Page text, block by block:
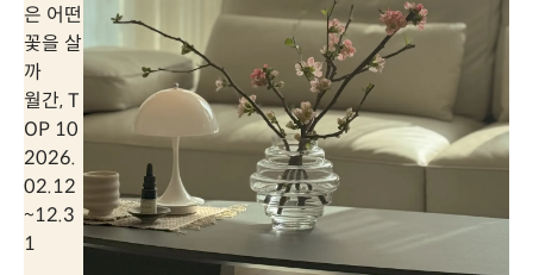
은 어떤
꽃을 살
까
월간, T
OP 10
2026.
02.12
~12.3
1